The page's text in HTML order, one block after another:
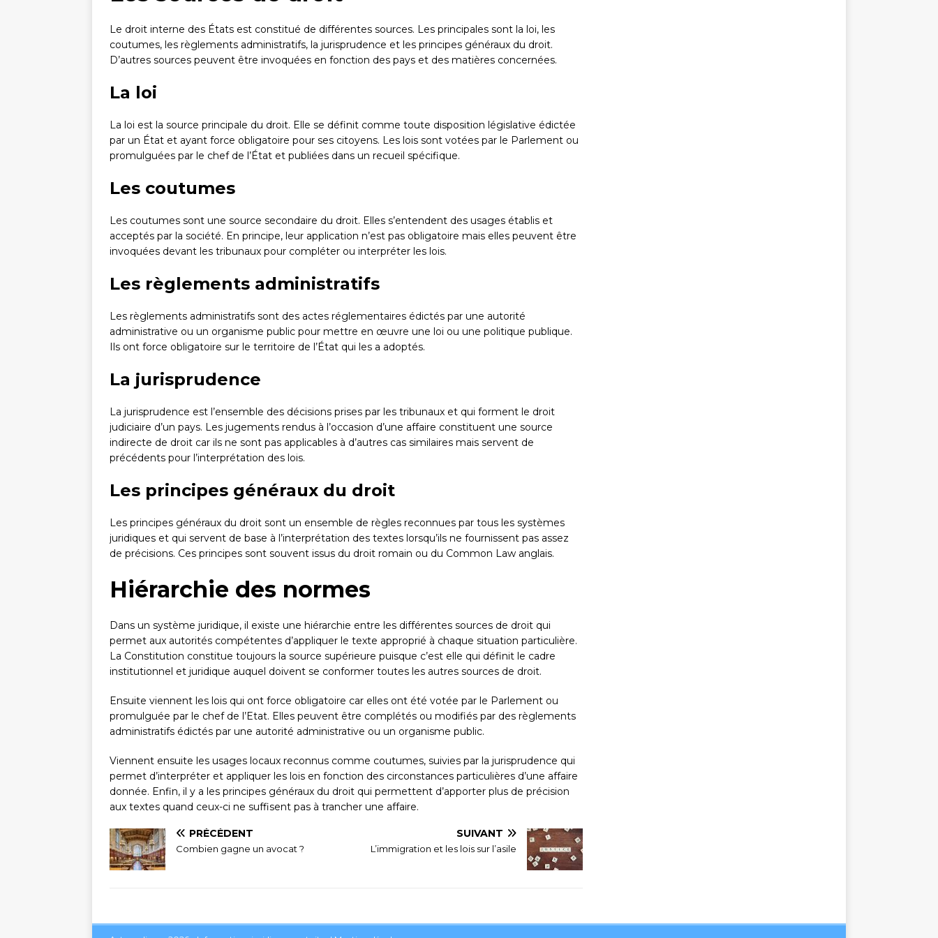
Le droit interne des États est constitué de différentes sources. Les principales sont la loi, les
coutumes, les règlements administratifs, la jurisprudence et les principes généraux du droit.
D’autres sources peuvent être invoquées en fonction des pays et des matières concernées.
La loi
La loi est la source principale du droit. Elle se définit comme toute disposition législative édictée
par un État et ayant force obligatoire pour ses citoyens. Les lois sont votées par le Parlement ou
promulguées par le chef de l’État et publiées dans un recueil spécifique.
Les coutumes
Les coutumes sont une source secondaire du droit. Elles s’entendent des usages établis et
acceptés par la société. En principe, leur application n’est pas obligatoire mais elles peuvent être
invoquées devant les tribunaux pour compléter ou interpréter les lois.
Les règlements administratifs
Les règlements administratifs sont des actes réglementaires édictés par une autorité
administrative ou un organisme public pour mettre en œuvre une loi ou une politique publique.
Ils ont force obligatoire sur le territoire de l’État qui les a adoptés.
La jurisprudence
La jurisprudence est l’ensemble des décisions prises par les tribunaux et qui forment le droit
judiciaire d’un pays. Les jugements rendus à l’occasion d’une affaire constituent une source
indirecte de droit car ils ne sont pas applicables à d’autres cas similaires mais servent de
précédents pour l’interprétation des lois.
Les principes généraux du droit
Les principes généraux du droit sont un ensemble de règles reconnues par tous les systèmes
juridiques et qui servent de base à l’interprétation des textes lorsqu’ils ne fournissent pas assez
de précisions. Ces principes sont souvent issus du droit romain ou du Common Law anglais.
Hiérarchie des normes
Dans un système juridique, il existe une hiérarchie entre les différentes sources de droit qui
permet aux autorités compétentes d’appliquer le texte approprié à chaque situation particulière.
La Constitution constitue toujours la source supérieure puisque c’est elle qui définit le cadre
institutionnel et juridique auquel doivent se conformer toutes les autres sources de droit.
Ensuite viennent les lois qui ont force obligatoire car elles ont été votée par le Parlement ou
promulguée par le chef de l’Etat. Elles peuvent être complétés ou modifiés par des règlements
administratifs édictés par une autorité administrative ou un organisme public.
Viennent ensuite les usages locaux reconnus comme coutumes, suivies par la jurisprudence qui
permet d’interpréter et appliquer les lois en fonction des circonstances particulières d’une affaire
donnée. Enfin, il y a les principes généraux du droit qui permettent d’apporter plus de précision
aux textes quand ceux-ci ne suffisent pas à trancher une affaire.
PRÉCÉDENT
Combien gagne un avocat ?
SUIVANT
L’immigration et les lois sur l’asile